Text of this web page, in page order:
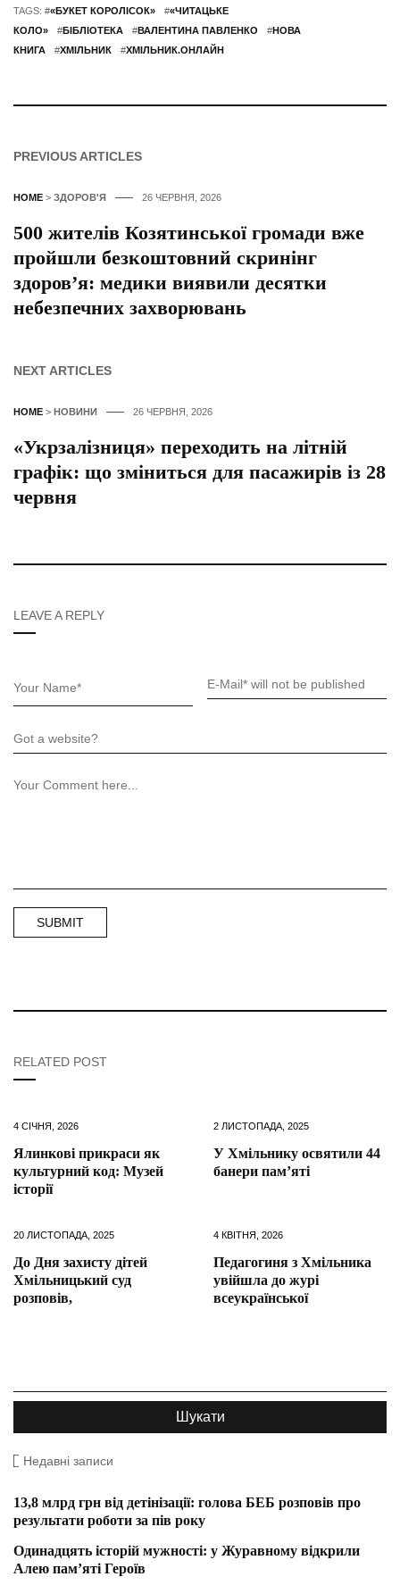
TAGS: #«БУКЕТ КОРОЛІСОК» #«ЧИТАЦЬКЕ
КОЛО»
#БІБЛІОТЕКА #ВАЛЕНТИНА ПАВЛЕНКО #НОВА
КНИГА
#ХМІЛЬНИК #ХМІЛЬНИК.ОНЛАЙН
PREVIOUS ARTICLES
HOME > ЗДОРОВ'Я 26 ЧЕРВНЯ, 2026
500 жителів Козятинської громади вже
пройшли безкоштовний скринінг
здоров’я: медики виявили десятки
небезпечних захворювань
NEXT ARTICLES
HOME > НОВИНИ 26 ЧЕРВНЯ, 2026
«Укрзалізниця» переходить на літній
графік: що зміниться для пасажирів із 28
червня
LEAVE A REPLY
RELATED POST
4 СІЧНЯ, 2026
Ялинкові прикраси як
культурний код: Музей
історії
2 ЛИСТОПАДА, 2025
У Хмільнику освятили 44
банери пам’яті
20 ЛИСТОПАДА, 2025
До Дня захисту дітей
Хмільницький суд
розповів,
4 КВІТНЯ, 2026
Педагогиня з Хмільника
увійшла до журі
всеукраїнської
Недавні записи
13,8 млрд грн від детінізації: голова БЕБ розповів про
результати роботи за пів року
Одинадцять історій мужності: у Журавному відкрили
Алею пам’яті Героїв